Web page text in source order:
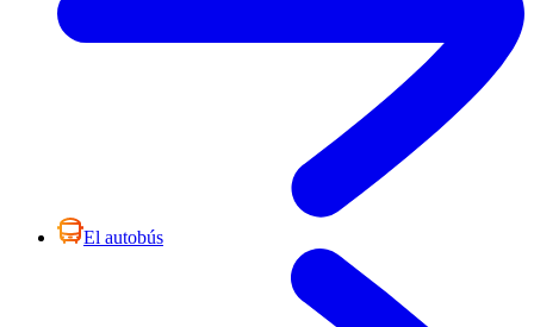
El autobús